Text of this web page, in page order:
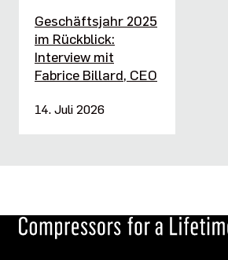
Geschäftsjahr 2025
im Rückblick:
Interview mit
Fabrice Billard, CEO
14. Juli 2026